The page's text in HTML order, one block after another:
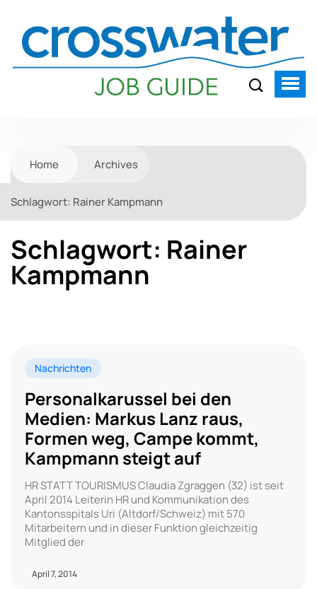
Home Archives
Schlagwort: Rainer Kampmann
Schlagwort: Rainer
Kampmann
Nachrichten
Personalkarussel bei den
Medien: Markus Lanz raus,
Formen weg, Campe kommt,
Kampmann steigt auf
HR STATT TOURISMUS Claudia Zgraggen (32) ist seit
April 2014 Leiterin HR und Kommunikation des
Kantonsspitals Uri (Altdorf/Schweiz) mit 570
Mitarbeitern und in dieser Funktion gleichzeitig
Mitglied der
April 7, 2014